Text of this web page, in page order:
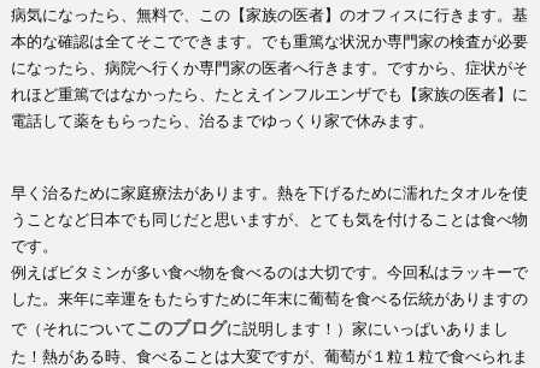
病気になったら、無料で、この【家族の医者】のオフィスに行きます。基
本的な確認は全てそこでできます。でも重篤な状況か専門家の検査が必要
になったら、病院へ行くか専門家の医者へ行きます。ですから、症状がそ
れほど重篤ではなかったら、たとえインフルエンザでも【家族の医者】に
電話して薬をもらったら、治るまでゆっくり家で休みます。
早く治るために家庭療法があります。熱を下げるために濡れたタオルを使
うことなど日本でも同じだと思いますが、とても気を付けることは食べ物
です。
例えばビタミンが多い食べ物を食べるのは大切です。今回私はラッキーで
した。来年に幸運をもたらすために年末に葡萄を食べる伝統がありますの
で（それについてこのブログに説明します！）家にいっぱいありまし
た！熱がある時、食べることは大変ですが、葡萄が１粒１粒で食べられま